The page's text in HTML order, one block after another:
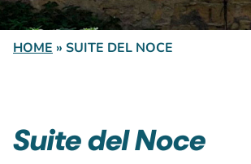
HOME » SUITE DEL NOCE
Suite del Noce